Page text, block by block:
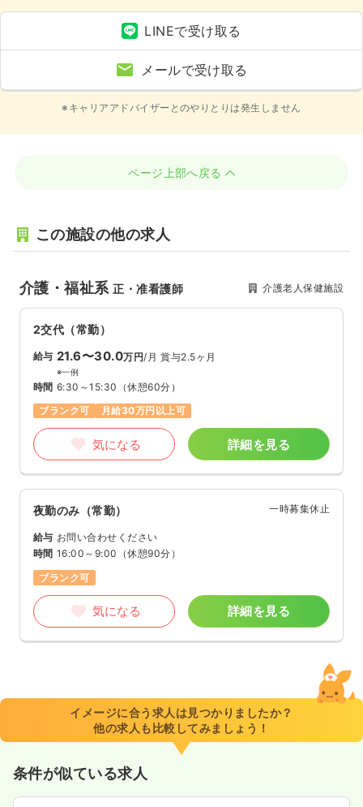
LINEで受け取る
メールで受け取る
※キャリアアドバイザーとのやりとりは発生しません
ページ上部へ戻る
この施設の他の求人
介護・福祉系正・准看護師 介護老人保健施設
2交代（常勤）
給与 21.6〜30.0万円/月 賞与2.5ヶ月
※一例
時間 6:30～15:30 （休憩60分）
ブランク可
月給30万円以上可
気になる 詳細を見る
夜勤のみ（常勤） 一時募集休止
給与 お問い合わせください
時間 16:00～9:00 （休憩90分）
ブランク可
気になる 詳細を見る
イメージに合う求人は見つかりましたか？
他の求人も比較してみましょう！
条件が似ている求人